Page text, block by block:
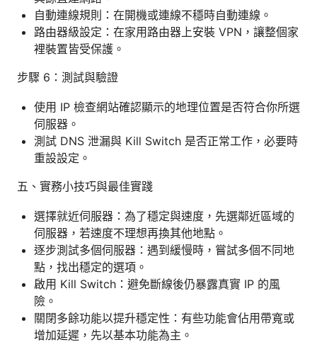
自動連線規則：在開機或連線不穩時自動連線。
路由器級設定：在家用路由器上安裝 VPN，讓整個家
裡裝置皆受保護。
步驟 6：測試與驗證
使用 IP 檢查網站確認顯示的地理位置是否符合你所選
伺服器。
測試 DNS 泄漏與 Kill Switch 是否正常工作，必要時
重設設定。
五、實務小技巧與最佳實踐
選擇就近伺服器：為了穩定與速度，先選鄰近區域的
伺服器，若速度不理想再換其他地點。
逐步測試多個伺服器：遇到緩慢時，嘗試多個不同地
點，找出穩定的選項。
啟用 Kill Switch：避免斷線後仍暴露真實 IP 的風
險。
關閉多餘功能以提升穩定性：有些功能會佔用帶寬或
增加延遲，先以基本功能為主。